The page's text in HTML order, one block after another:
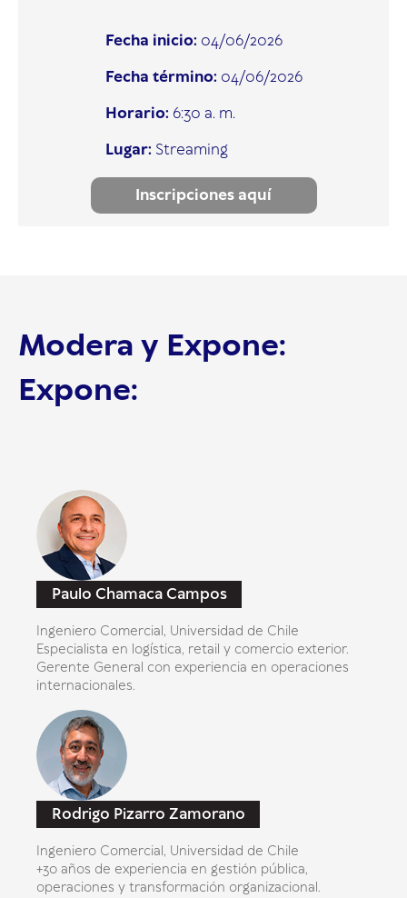
Fecha inicio: 04/06/2026
Fecha término: 04/06/2026
Horario: 6:30 a. m.
Lugar: Streaming
Inscripciones aquí
Modera y Expone:
Expone:
Paulo Chamaca Campos
Ingeniero Comercial, Universidad de Chile
Especialista en logística, retail y comercio exterior.
Gerente General con experiencia en operaciones
internacionales.
Rodrigo Pizarro Zamorano
Ingeniero Comercial, Universidad de Chile
+30 años de experiencia en gestión pública,
operaciones y transformación organizacional.